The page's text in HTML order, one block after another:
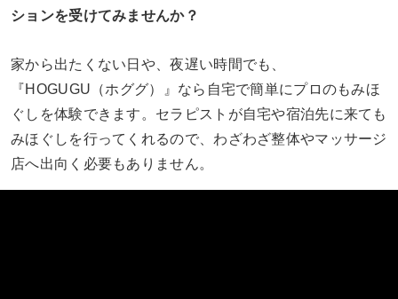
ションを受けてみませんか？
家から出たくない日や、夜遅い時間でも、
『HOGUGU（ホググ）』なら自宅で簡単にプロのもみほ
ぐしを体験できます。セラピストが自宅や宿泊先に来ても
みほぐしを行ってくれるので、わざわざ整体やマッサージ
店へ出向く必要もありません。